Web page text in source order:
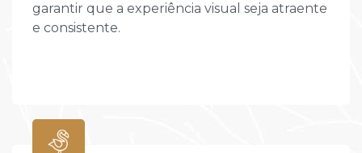
garantir que a experiência visual seja atraente
e consistente.